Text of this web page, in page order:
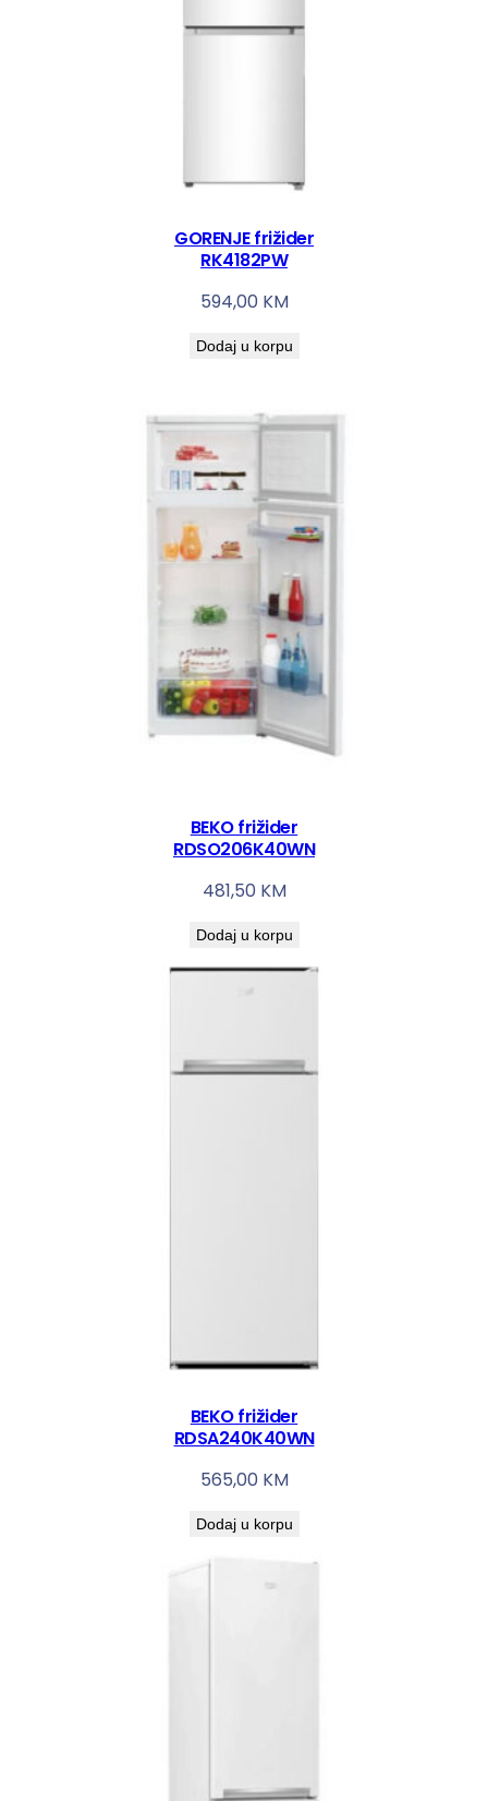
GORENJE frižider
RK4182PW
594,00 KM
Dodaj u korpu
BEKO frižider
RDSO206K40WN
481,50 KM
Dodaj u korpu
BEKO frižider
RDSA240K40WN
565,00 KM
Dodaj u korpu